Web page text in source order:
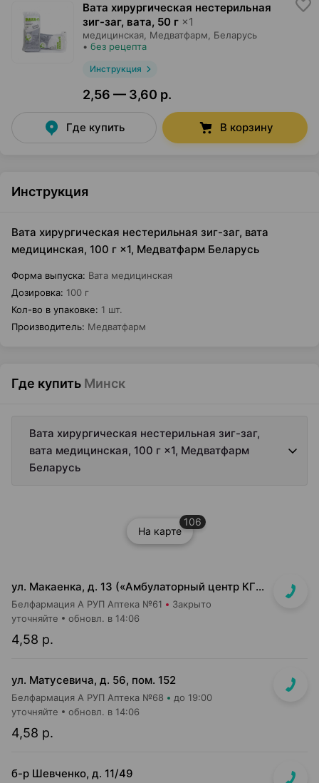
Вата хирургическая нестерильная
зиг-заг, вата, 50 г ×1
медицинская, Медватфарм , Беларусь
• без рецепта
Инструкция
2,56 — 3,60 р.
Где купить В корзину
Инструкция
Вата хирургическая нестерильная зиг-заг, вата
медицинская, 100 г ×1, Медватфарм Беларусь
Форма выпуска: Вата медицинская
Дозировка: 100 г
Кол-во в упаковке: 1 шт.
Производитель: Медватфарм
Где купить Минск
Вата хирургическая нестерильная зиг-заг,
вата медицинская, 100 г ×1, Медватфарм
Беларусь
На карте
106
ул. Макаенка, д. 13 («Амбулаторный центр КГБ»)
Белфармация А РУП Аптека №61 Закрыто
4,58 р.
уточняйте обновл. в 14:06
ул. Матусевича, д. 56, пом. 152
Белфармация А РУП Аптека №68 до 19:00
4,58 р.
уточняйте обновл. в 14:06
б-р Шевченко, д. 11/49